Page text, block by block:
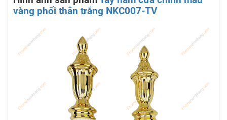
vàng phối thân trắng NKC007-TV